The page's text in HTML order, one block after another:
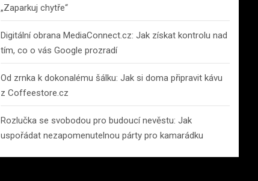
„Zaparkuj chytře“
Digitální obrana MediaConnect.cz: Jak získat kontrolu nad
tím, co o vás Google prozradí
Od zrnka k dokonalému šálku: Jak si doma připravit kávu
z Coffeestore.cz
Rozlučka se svobodou pro budoucí nevěstu: Jak
uspořádat nezapomenutelnou párty pro kamarádku